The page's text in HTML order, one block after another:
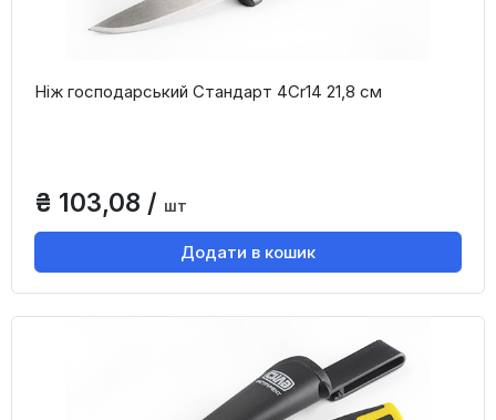
Ніж господарський Стандарт 4Cr14 21,8 см
₴ 103,08 / шт
Додати в кошик